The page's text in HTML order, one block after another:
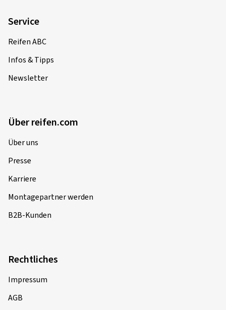
Service
Reifen ABC
Infos & Tipps
Newsletter
Über reifen.com
Über uns
Presse
Karriere
Montagepartner werden
B2B-Kunden
Rechtliches
Impressum
AGB